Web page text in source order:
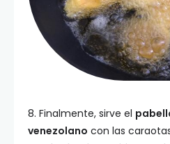
8. Finalmente, sirve el
venezolano con las